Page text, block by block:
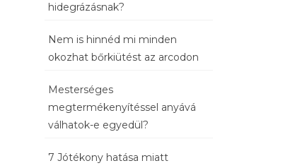
hidegrázásnak?
Nem is hinnéd mi minden
okozhat bőrkiütést az arcodon
Mesterséges
megtermékenyítéssel anyává
válhatok-e egyedül?
7 Jótékony hatása miatt